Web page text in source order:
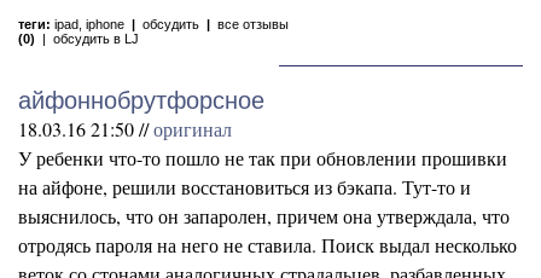
теги: ipad iphone | обсудить | все отзывы
(0) | обсудить в LJ
айфоннобрутфорсное
18.03.16 21:50 //оригинал
У ребенки что-то пошло не так при обновлении прошивки
на айфоне, решили восстановиться из бэкапа. Тут-то и
выяснилось, что он запаролен, причем она утверждала, что
отродясь пароля на него не ставила. Поиск выдал несколько